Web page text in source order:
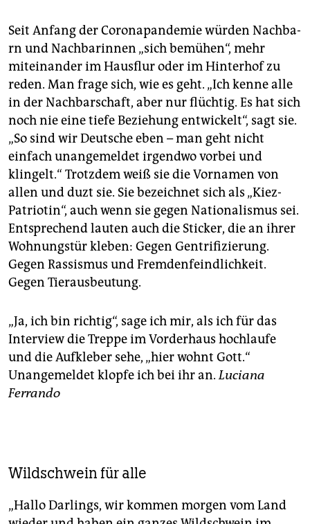
Seit Anfang der Coronapandemie würden Nach­ba­
rn und Nachbarinnen „sich bemühen“, mehr
miteinander im Hausflur oder im Hinterhof zu
reden. Man frage sich, wie es geht. „Ich kenne alle
in der Nachbarschaft, aber nur flüchtig. Es hat sich
noch nie eine tiefe Beziehung entwickelt“, sagt sie.
„So sind wir Deutsche eben – man geht nicht
einfach unangemeldet irgendwo vorbei und
klingelt.“ Trotzdem weiß sie die Vornamen von
allen und duzt sie. Sie bezeichnet sich als „Kiez-
Patriotin“, auch wenn sie gegen Nationalismus sei.
Entsprechend lauten auch die Sticker, die an ihrer
Wohnungstür kleben: Gegen Gentrifizierung.
Gegen Rassismus und Fremdenfeindlichkeit.
Gegen Tierausbeutung.
„Ja, ich bin richtig“, sage ich mir, als ich für das
Interview die Treppe im Vorderhaus hochlaufe
und die Aufkleber sehe, „hier wohnt Gott.“
Unangemeldet klopfe ich bei ihr an.Luciana
Ferrando
Wildschwein für alle
„Hallo Darlings, wir kommen morgen vom Land